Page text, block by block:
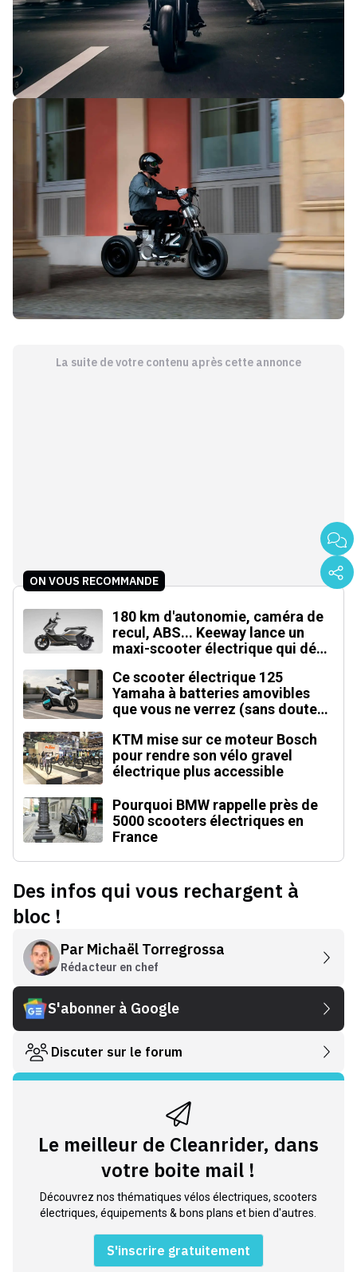
La suite de votre contenu après cette annonce
ON VOUS RECOMMANDE
180 km d'autonomie, caméra de
recul, ABS... Keeway lance un
maxi-scooter électrique qui défie
Ce scooter électrique 125
Yamaha à batteries amovibles
que vous ne verrez (sans doute)
KTM mise sur ce moteur Bosch
pour rendre son vélo gravel
électrique plus accessible
Pourquoi BMW rappelle près de
5000 scooters électriques en
France
Des infos qui vous rechargent à
bloc !
Par Michaël Torregrossa
Rédacteur en chef
S'abonner à Google
Discuter sur le forum
Le meilleur de Cleanrider, dans
votre boite mail !
Découvrez nos thématiques vélos électriques, scooters
électriques, équipements & bons plans et bien d'autres.
S'inscrire gratuitement